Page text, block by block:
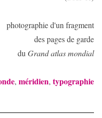
photographie d'un fragment
des pages de garde
du Grand atlas mondial
, méridien, typographie